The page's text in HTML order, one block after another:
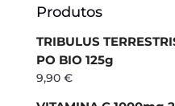
Produtos
TRIBULUS
PO BIO 125g
9,90 €